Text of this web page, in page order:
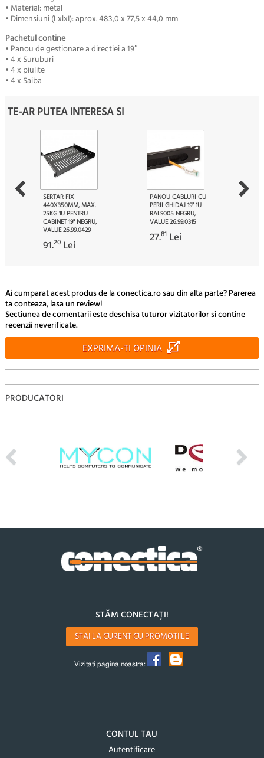
• Material: metal
• Dimensiuni (LxlxI): aprox. 483,0 x 77,5 x 44,0 mm
Pachetul contine
• Panou de gestionare a directiei a 19″
• 4 x Suruburi
• 4 x piulite
• 4 x Saiba
TE-AR PUTEA INTERESA SI
SERTAR FIX
440X350MM, MAX.
25KG 1U PENTRU
CABINET 19" NEGRU,
VALUE 26.99.0429
91.20 Lei
PANOU CABLURI CU
PERII GHIDAJ 19" 1U
RAL9005 NEGRU,
VALUE 26.99.0315
27.81 Lei
Ai cumparat acest produs de la conectica.ro sau din alta parte? Parerea
ta conteaza, lasa un review!
Sectiunea de comentarii este deschisa tuturor vizitatorilor si contine
recenzii neverificate.
EXPRIMA-TI OPINIA
PRODUCATORI
STĂM CONECTAȚI!
STAI LA CURENT CU PROMOTIILE
Vizitati pagina noastra:
CONTUL TAU
Autentificare